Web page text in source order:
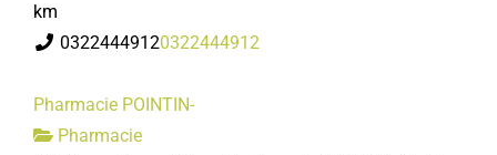
km
03224449120322444912
Pharmacie POINTIN-
Pharmacie